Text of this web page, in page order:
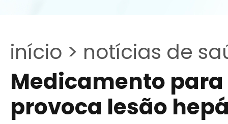
início > notícias de
Medicamento
provoca lesão